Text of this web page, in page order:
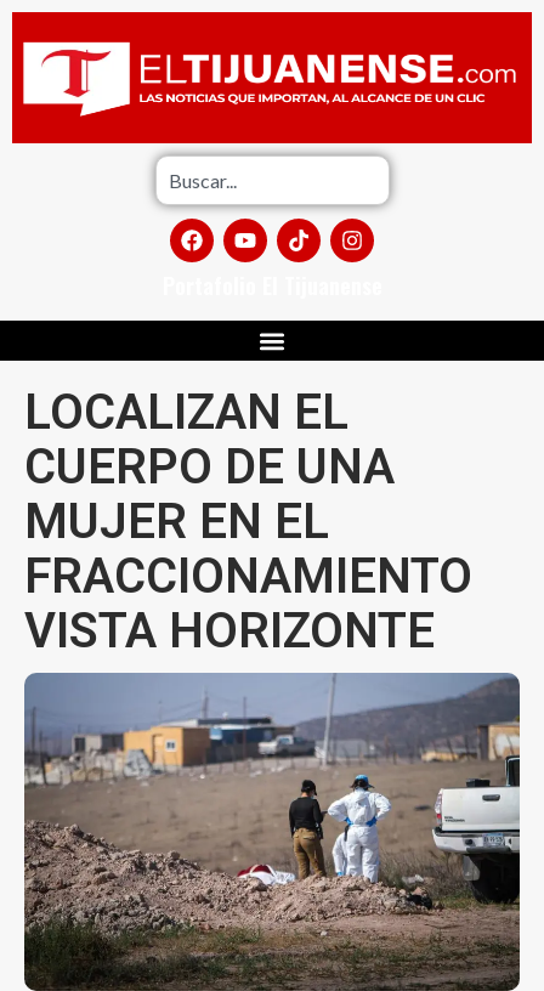
LOCALIZAN EL
CUERPO DE UNA
MUJER EN EL
FRACCIONAMIENTO
VISTA HORIZONTE